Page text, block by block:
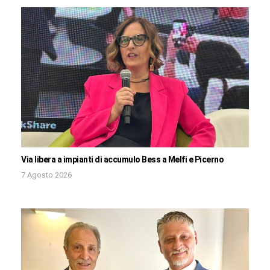
Via libera a impianti di accumulo Bess a Melfi e Picerno
7 Agosto 2026